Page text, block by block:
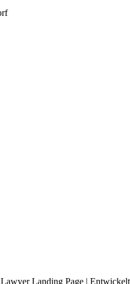
Lawyer Landing Page |